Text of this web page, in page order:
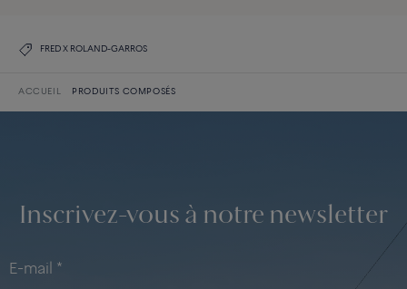
FRED X ROLAND-GARROS
ACCUEIL PRODUITS COMPOSÉS
Inscrivez-vous à notre newsletter